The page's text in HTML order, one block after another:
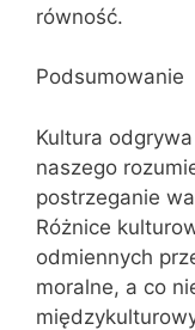
równość.
Podsumowanie
Kultura
naszego
postrzeganie
Różnice
odmiennych
moralne, a co